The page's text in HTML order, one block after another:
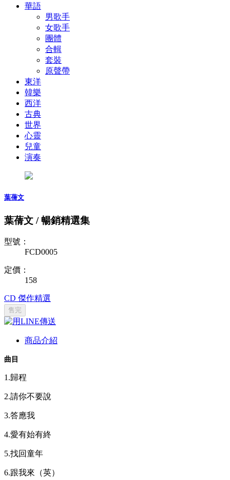
華語
男歌手
女歌手
團體
合輯
套裝
原聲帶
東洋
韓樂
西洋
古典
世界
心靈
兒童
演奏
葉蒨文
葉蒨文 / 暢銷精選集
型號：
FCD0005
定價：
158
CD 傑作精選
售完
商品介紹
曲目
1.歸程
2.請你不要說
3.答應我
4.愛有始有終
5.找回童年
6.跟我來（英）